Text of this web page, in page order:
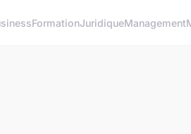
FormationJuridiqueManagement